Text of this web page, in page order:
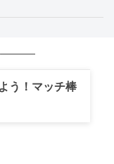
ないようなシー
り際どい」
う！マッチ棒